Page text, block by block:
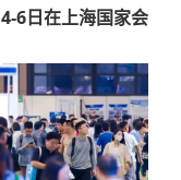
6日在上海国家会